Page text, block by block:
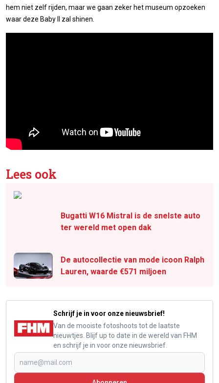
hem niet zelf rijden, maar we gaan zeker het museum opzoeken
waar deze Baby II zal shinen.
Lees ook
Bugatti W16 Mistral is de snelste auto
ter wereld met open dak
De autocollectie van mode icoon Ralph
Lauren, waarde €571 miljoen
Schrijf je in voor onze nieuwsbrief!
Van de mooiste fotoshoots tot de laatste
nieuwtjes. Blijf up to date in de wereld van FHM
en schrijf je in voor onze nieuwsbrief.